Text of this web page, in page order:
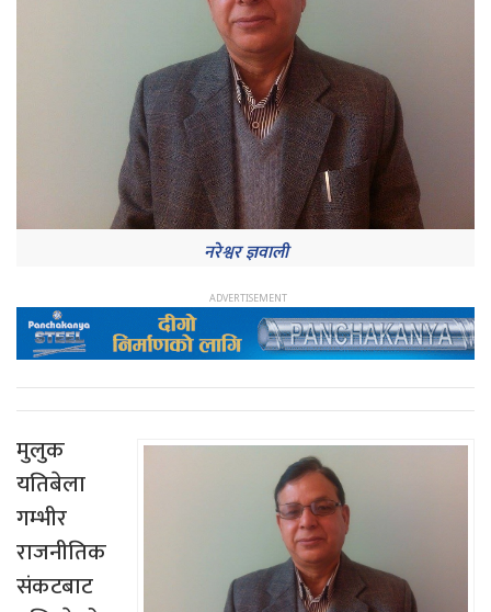
नरेश्वर ज्ञवाली
मुलुक
यतिबेला
गम्भीर
राजनीतिक
संकटबाट